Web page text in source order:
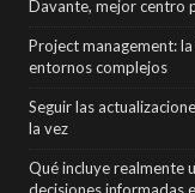
Davante, mejor centro
Project management:
entornos complejos
Seguir las
la vez
Qué incluye realmente
decisiones informadas